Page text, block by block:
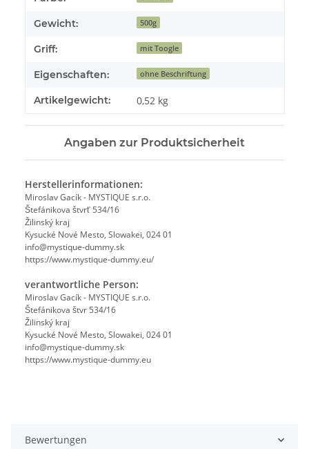
Gewicht: 500g
Griff: mit Toogle
Eigenschaften: ohne Beschriftung
Artikelgewicht: 0,52 kg
Angaben zur Produktsicherheit
Herstellerinformationen:
Miroslav Gacík - MYSTIQUE s.r.o.
Štefánikova štvrť 534/16
Žilinský kraj
Kysucké Nové Mesto, Slowakei, 024 01
info@mystique-dummy.sk
https://www.mystique-dummy.eu/
verantwortliche Person:
Miroslav Gacík - MYSTIQUE s.r.o.
Štefánikova štvr 534/16
Žilinský kraj
Kysucké Nové Mesto, Slowakei, 024 01
info@mystique-dummy.sk
https://www.mystique-dummy.eu
Bewertungen